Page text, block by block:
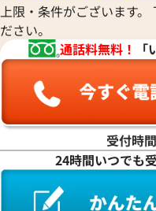
ヴァンクリーフ&アーペル
ハンブラ ネックレス
参考買取価格
2025年9月17日時点
上限・条件がございます。
ださい。
通話料無料！
受付時
24時間いつでも